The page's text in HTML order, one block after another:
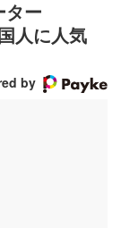
ター
人に人気
by